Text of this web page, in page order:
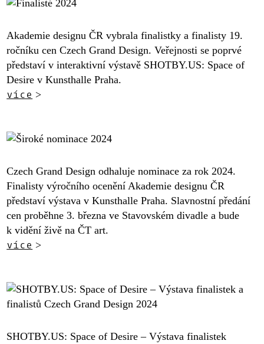
Akademie designu ČR vybrala finalistky a finalisty 19.
ročníku cen Czech Grand Design. Veřejnosti se poprvé
představí v interaktivní výstavě SHOTBY.US: Space of
Desire v Kunsthalle Praha.
více >
Czech Grand Design odhaluje nominace za rok 2024.
Finalisty výročního ocenění Akademie designu ČR
představí výstava v Kunsthalle Praha. Slavnostní předání
cen proběhne 3. března ve Stavovském divadle a bude
k vidění živě na ČT art.
více >
SHOTBY.US: Space of Desire – Výstava finalistek